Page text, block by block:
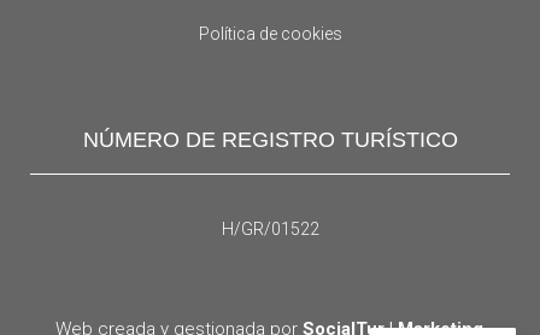
Política de cookies
NÚMERO DE REGISTRO TURÍSTICO
H/GR/01522
Web creada y gestionada porSocialTur | Marketing